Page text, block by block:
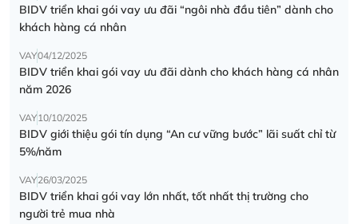
BIDV triển khai gói vay ưu đãi “ngôi nhà đầu tiên” dành cho
khách hàng cá nhân
VAY04/12/2025
BIDV triển khai gói vay ưu đãi dành cho khách hàng cá nhân
năm 2026
VAY10/10/2025
BIDV giới thiệu gói tín dụng “An cư vững bước” lãi suất chỉ từ
5%/năm
VAY26/03/2025
BIDV triển khai gói vay lớn nhất, tốt nhất thị trường cho
người trẻ mua nhà